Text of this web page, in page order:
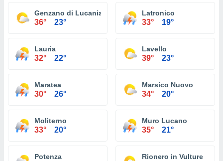
Genzano di Lucania
36° 23°
Latronico
33° 19°
Lauria
32° 22°
Lavello
39° 23°
Maratea
30° 26°
Marsico Nuovo
34° 20°
Moliterno
33° 20°
Muro Lucano
35° 21°
Potenza Rionero in Vulture